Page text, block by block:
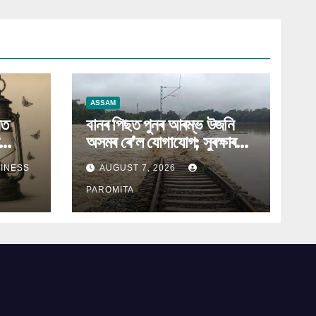
ASSAM
বানৰ পিছত পুনৰ আৰম্ভ উজনি
অসমৰ ৰে’ল যোগাযোগ; সুৰক্ষাৰ
বাবে প্ৰথমে কেৱল ডিজেল
ইঞ্জিনেৰে চলিব ৰে’ল
AUGUST 7, 2026
PAROMITA